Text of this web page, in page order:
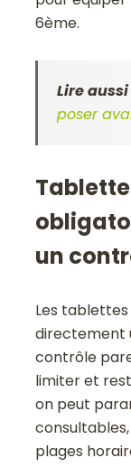
6ème.
Lire aussi
poser
un
Les
directement
contrôle
limiter et
on peut
plages